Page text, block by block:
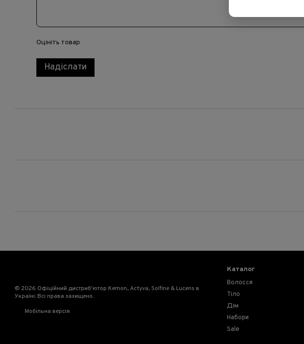
Оцініть товар
Надіслати
© 2026 Офіційний дистриб'ютор Kemon, Actyva, Solfine & Lucens в
Україні. Всі права захищено.
Мобільна версія
Каталог
Волосся
Тіло
Дім
Набори
Sale